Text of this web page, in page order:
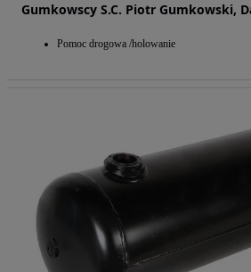
Gumkowscy S.C. Piotr Gumkowski,
Pomoc drogowa /holowanie